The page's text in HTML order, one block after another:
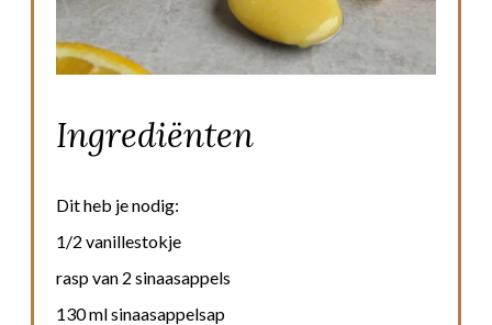
Ingrediënten
Dit heb je nodig:
1/2 vanillestokje
rasp van 2 sinaasappels
130 ml sinaasappelsap